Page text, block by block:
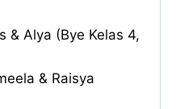
& Alya (Bye Kelas 4,
& Raisya